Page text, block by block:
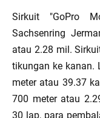
Sirkuit "GoPro
Sachsenring
atau 2.28 mil.
tikungan ke kanan.
meter atau 39.37
700 meter atau
30 lap, para